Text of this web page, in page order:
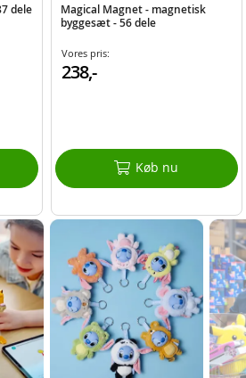
dele
Magical Magnet - magnetisk
byggesæt - 56 dele
Vores pris:
238,-
Køb nu